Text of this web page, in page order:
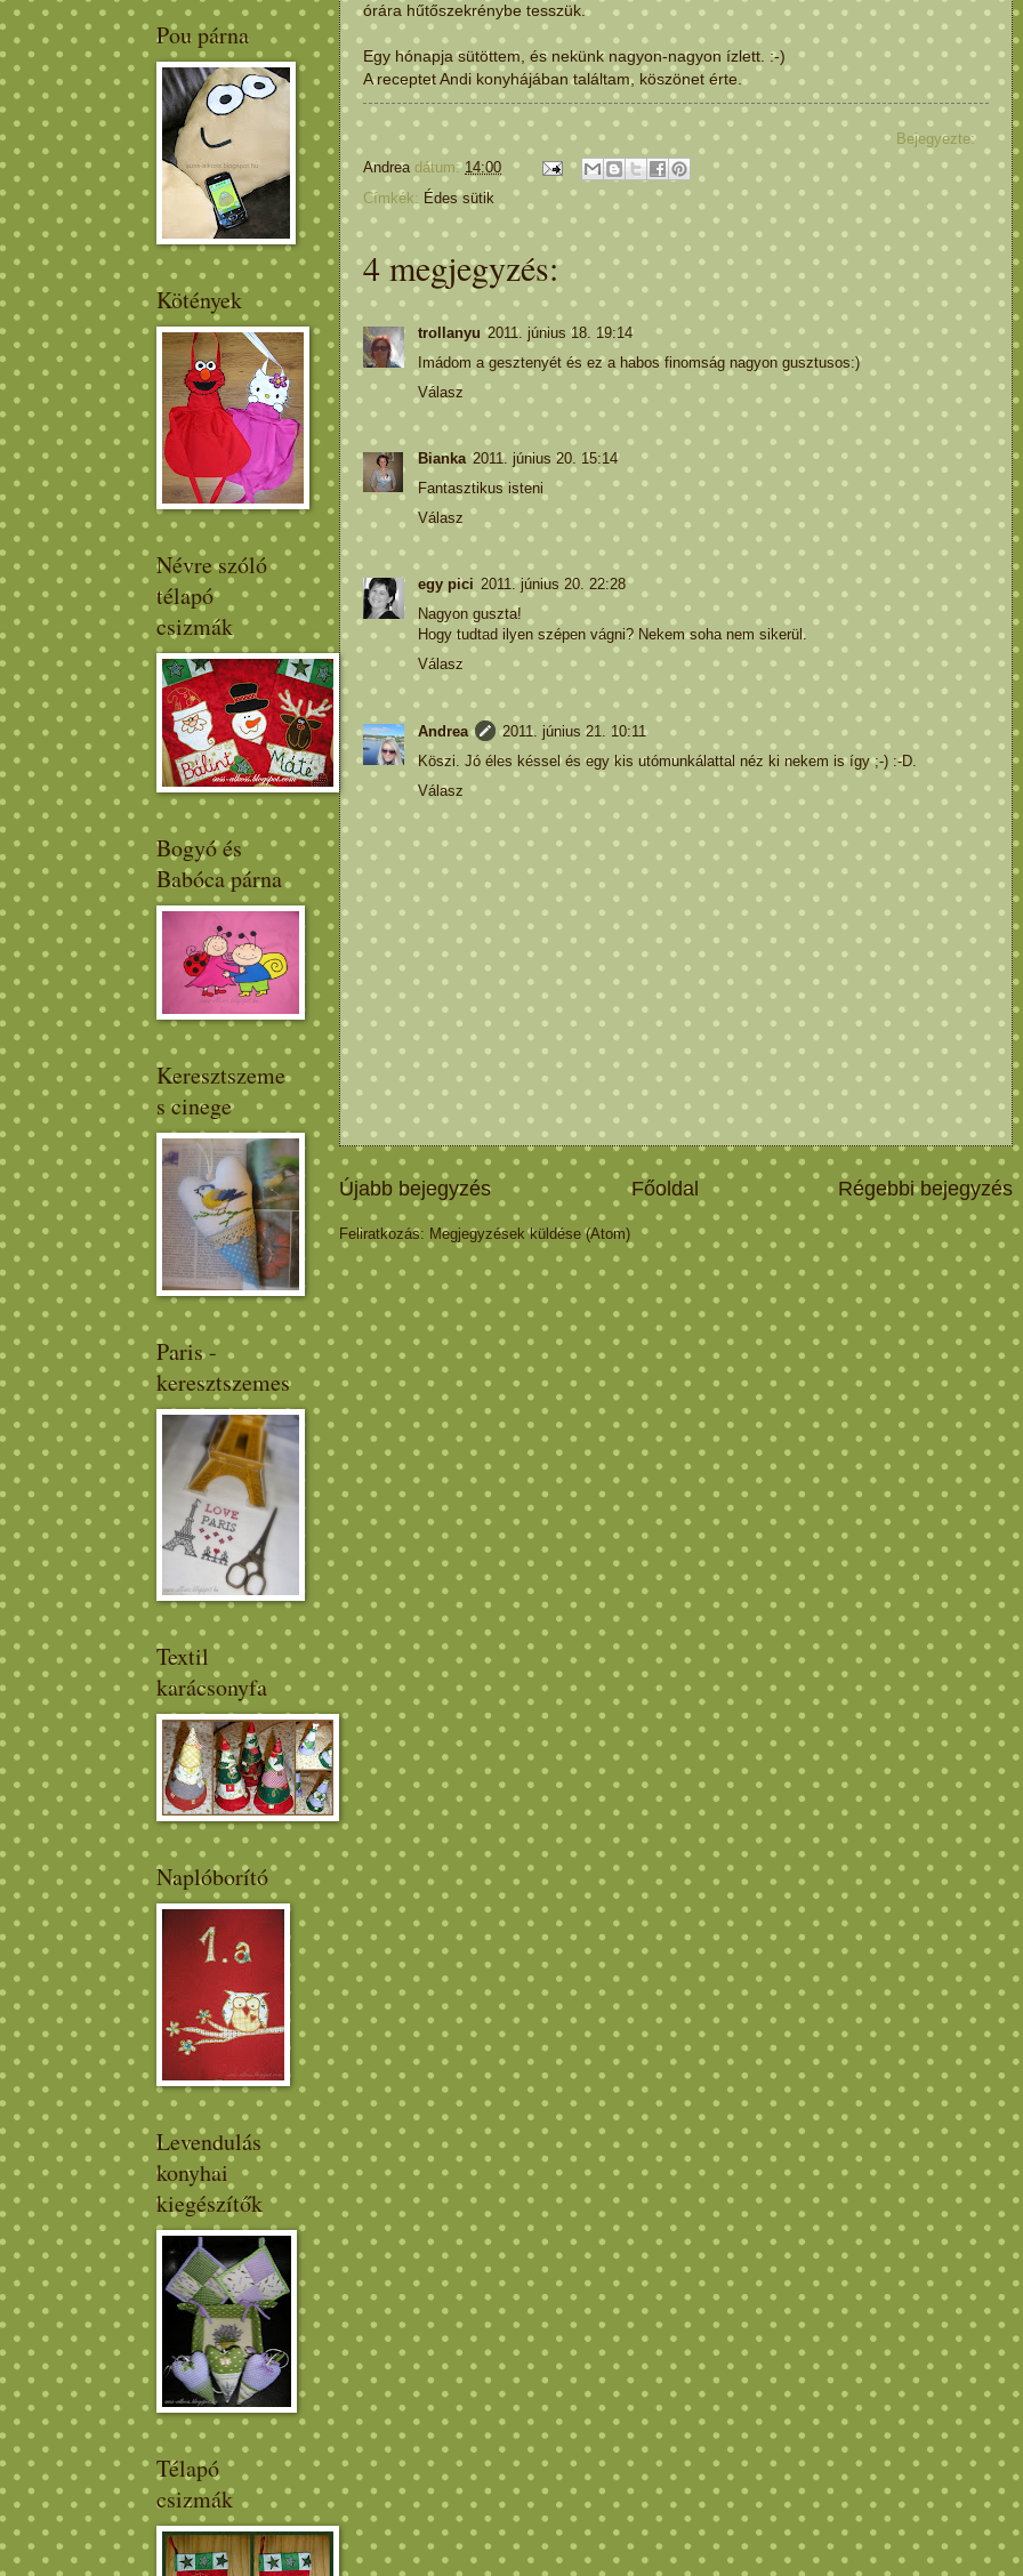
órára hűtőszekrénybe tesszük.
Egy hónapja sütöttem, és nekünk nagyon-nagyon ízlett. :-)
A receptet Andi konyhájában találtam, köszönet érte.
Bejegyezte:
Andrea dátum: 14:00
Címkék: Édes sütik
4 megjegyzés:
trollanyu 2011. június 18. 19:14
Imádom a gesztenyét és ez a habos finomság nagyon gusztusos:)
Válasz
Bianka 2011. június 20. 15:14
Fantasztikus isteni
Válasz
egy pici 2011. június 20. 22:28
Nagyon guszta!
Hogy tudtad ilyen szépen vágni? Nekem soha nem sikerül.
Válasz
Andrea
2011. június 21. 10:11
Köszi. Jó éles késsel és egy kis utómunkálattal néz ki nekem is így ;-) :-D.
Válasz
Újabb bejegyzés Régebbi bejegyzés
Főoldal
Feliratkozás: Megjegyzések küldése (Atom)
Pou párna
Kötények
Névre szóló
télapó
csizmák
Bogyó és
Babóca párna
Keresztszeme
s cinege
Paris -
keresztszemes
Textil
karácsonyfa
Naplóborító
Levendulás
konyhai
kiegészítők
Télapó
csizmák